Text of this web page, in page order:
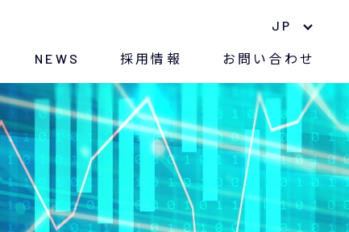
JP
中期経営計画
環境への取り組み
紛争鉱物に対する方針
ナノマテリアル
長期株主優待制度
株価情報
電子公告
NEWS 採用情報 お問い合わせ